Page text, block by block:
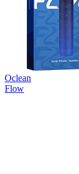
Oclean
Flow